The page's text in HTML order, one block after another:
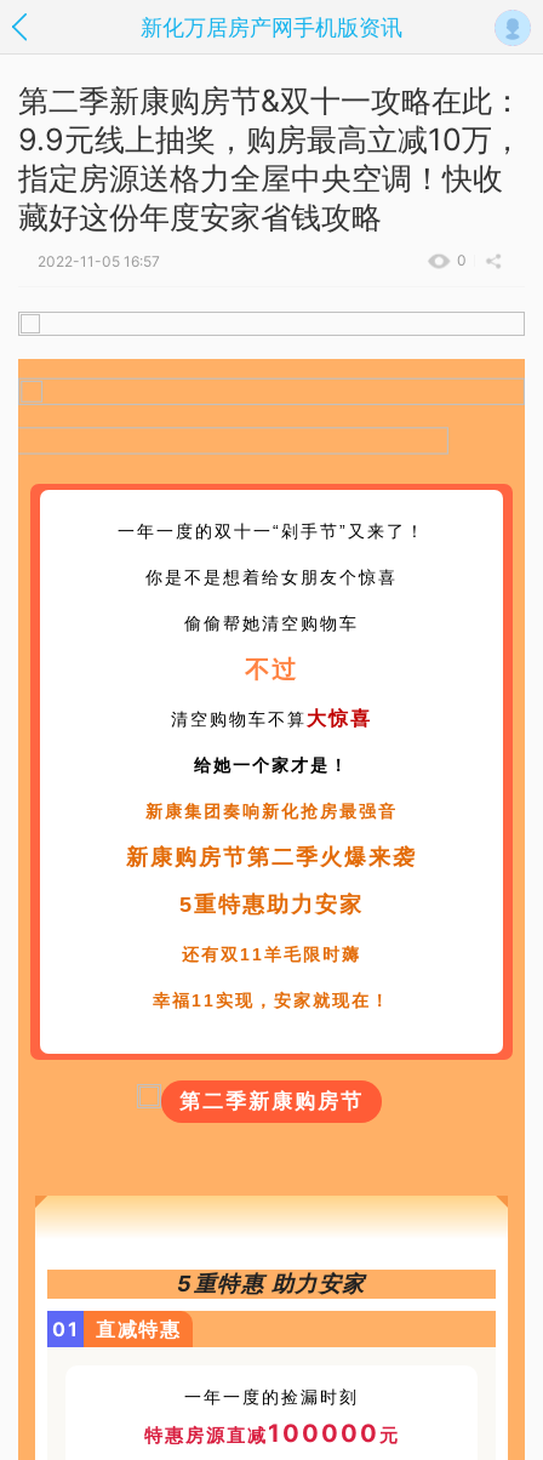
新化万居房产网手机版资讯
第二季新康购房节&双十一攻略在此：
9.9元线上抽奖，购房最高立减10万，
指定房源送格力全屋中央空调！快收
藏好这份年度安家省钱攻略
0
2022-11-05 16:57
一年一度的双十一“剁手节”又来了！
你是不是想着给女朋友个惊喜
偷偷帮她清空购物车
不过
清空购物车不算大惊喜
给她一个家才是！
新康集团奏响新化抢房最强音
新康购房节第二季火爆来袭
5重特惠助力安家
还有双11羊毛限时薅
幸福11实现，安家就现在！
第二季新康购房节
5重特惠 助力安家
01 直减特惠
一年一度的捡漏时刻
特惠房源直减100000 元